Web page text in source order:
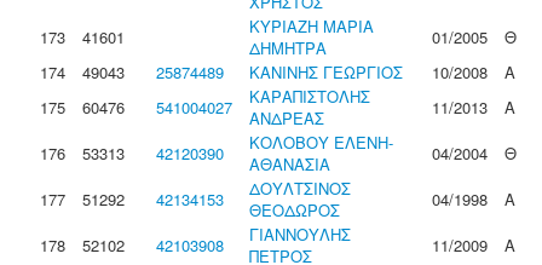
173 41601
ΚΥΡΙΑΖΗ ΜΑΡΙΑ
ΔΗΜΗΤΡΑ
01/2005
Θ
174
49043 25874489 ΚΑΝΙΝΗΣ ΓΕΩΡΓΙΟΣ 10/2008
Α
175
60476 541004027
ΚΑΡΑΠΙΣΤΟΛΗΣ
ΑΝΔΡΕΑΣ
11/2013
Α
176
53313 42120390
ΚΟΛΟΒΟΥ ΕΛΕΝΗ-
ΑΘΑΝΑΣΙΑ
04/2004
Θ
177
51292 42134153
ΔΟΥΛΤΣΙΝΟΣ
ΘΕΟΔΩΡΟΣ
04/1998
Α
178
52102 42103908
ΓΙΑΝΝΟΥΛΗΣ
ΠΕΤΡΟΣ
11/2009
Α